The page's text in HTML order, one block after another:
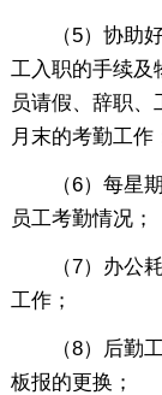
（5）协助好
工入职的手续及
员请假、辞职
月末的考勤工作
（6）每星期
员工考勤情况；
（7）办公耗
工作；
（8）后勤工
板报的更换；